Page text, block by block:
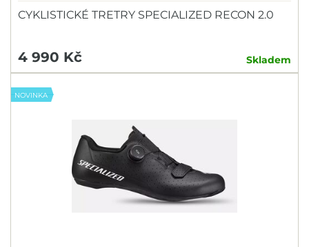
CYKLISTICKÉ TRETRY SPECIALIZED RECON 2.0
4 990 Kč Skladem
NOVINKA